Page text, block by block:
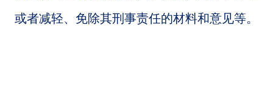
或者减轻、免除其刑事责任的材料和意见等。